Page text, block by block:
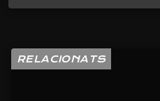
RELACIONATS